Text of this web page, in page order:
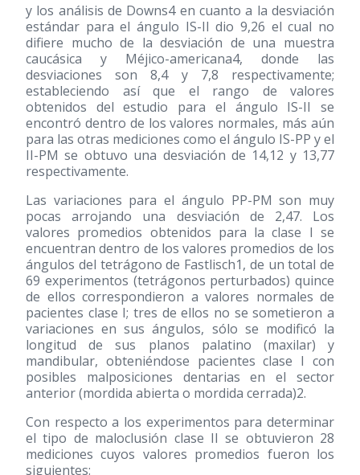
y los análisis de Downs4 en cuanto a la desviación
estándar para el ángulo IS-II dio 9,26 el cual no
difiere mucho de la desviación de una muestra
caucásica y Méjico-americana4, donde las
desviaciones son 8,4 y 7,8 respectivamente;
estableciendo así que el rango de valores
obtenidos del estudio para el ángulo IS-II se
encontró dentro de los valores normales, más aún
para las otras mediciones como el ángulo IS-PP y el
II-PM se obtuvo una desviación de 14,12 y 13,77
respectivamente.
Las variaciones para el ángulo PP-PM son muy
pocas arrojando una desviación de 2,47. Los
valores promedios obtenidos para la clase I se
encuentran dentro de los valores promedios de los
ángulos del tetrágono de Fastlisch1, de un total de
69 experimentos (tetrágonos perturbados) quince
de ellos correspondieron a valores normales de
pacientes clase I; tres de ellos no se sometieron a
variaciones en sus ángulos, sólo se modificó la
longitud de sus planos palatino (maxilar) y
mandibular, obteniéndose pacientes clase I con
posibles malposiciones dentarias en el sector
anterior (mordida abierta o mordida cerrada)2.
Con respecto a los experimentos para determinar
el tipo de maloclusión clase II se obtuvieron 28
mediciones cuyos valores promedios fueron los
siguientes: